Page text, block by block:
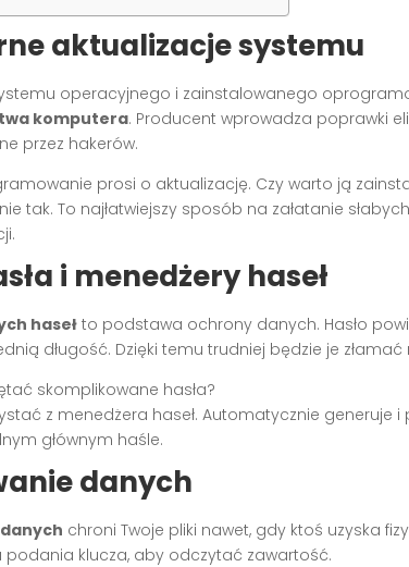
aktualizacje systemu
operacyjnego i zainstalowanego
komputera. Producent wprowadza poprawki
przez hakerów.
prosi o aktualizację. Czy warto ją
tak. To najłatwiejszy sposób na załatanie
i menedżery haseł
hasełto podstawa ochrony danych. Hasło
długość. Dzięki temu trudniej będzie je
skomplikowane hasła?
z menedżera haseł. Automatycznie generuje
głównym haśle.
danych
chroni Twoje pliki nawet, gdy ktoś uzyska
podania klucza, aby odczytać zawartość.